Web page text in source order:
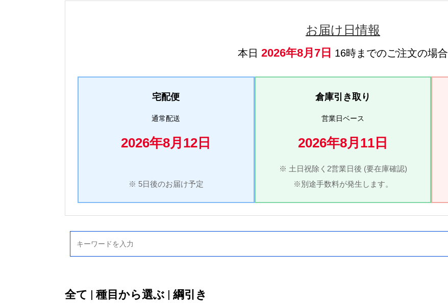
ら
お届け日情報
本日 2026年8月7日 16時までのご注文の場合
宅配便
通常配送
2026年8月12日
※ 5日後のお届け予定
倉庫引き取り
営業日ベース
2026年8月11日
※ 土日祝除く2営業日後 (要在庫確認)
※別途手数料が発生します。
全て | 種目から選ぶ | 綱引き